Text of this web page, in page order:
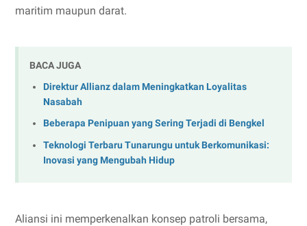
maritim maupun darat.
BACA JUGA
Direktur Allianz dalam Meningkatkan Loyalitas
Nasabah
Beberapa Penipuan yang Sering Terjadi di Bengkel
Teknologi Terbaru Tunarungu untuk Berkomunikasi:
Inovasi yang Mengubah Hidup
Aliansi ini memperkenalkan konsep patroli bersama,